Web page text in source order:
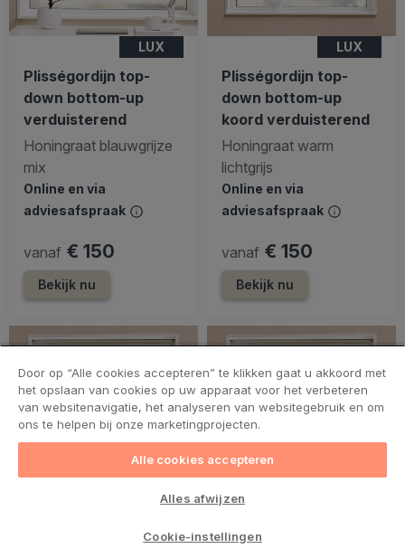
LUX
Plisségordijn top-
down bottom-up
verduisterend
Honingraat blauwgrijze
mix
Online en via
adviesafspraak
vanaf € 150
Bekijk nu
LUX
Plisségordijn top-
down bottom-up
koord verduisterend
Honingraat warm
lichtgrijs
Online en via
adviesafspraak
vanaf € 150
Bekijk nu
Door op “Alle cookies accepteren” te klikken gaat u akkoord met
het opslaan van cookies op uw apparaat voor het verbeteren
van websitenavigatie, het analyseren van websitegebruik en om
ons te helpen bij onze marketingprojecten.
Alle cookies accepteren
Alles afwijzen
Cookie-instellingen